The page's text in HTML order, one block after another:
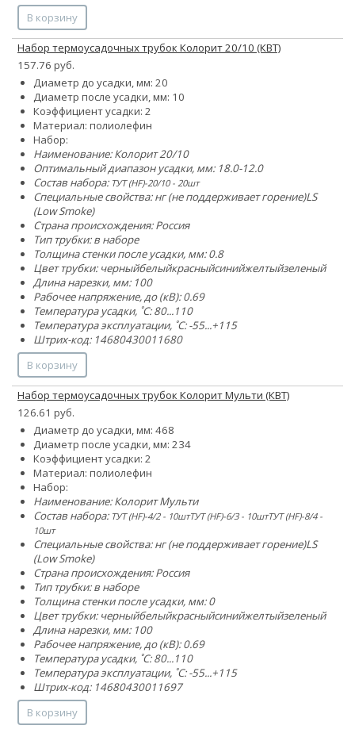
В корзину
Набор термоусадочных трубок Колорит 20/10 (КВТ)
157.76 руб.
Диаметр до усадки, мм: 20
Диаметр после усадки, мм: 10
Коэффициент усадки: 2
Материал: полиолефин
Набор:
Наименование: Колорит 20/10
Оптимальный диапазон усадки, мм: 18.0-12.0
Состав набора: ТУТ (HF)-20/10 - 20шт
Специальные свойства:нг (не поддерживает горение)LS
(Low Smoke)
Страна происхождения: Россия
Тип трубки: в наборе
Толщина стенки после усадки, мм: 0.8
Цвет трубки: черныйбелыйкрасныйсинийжелтыйзеленый
Длина нарезки, мм: 100
Рабочее напряжение, до (кВ): 0.69
Температура усадки, ˚С: 80...110
Температура эксплуатации, ˚С: -55...+115
Штрих-код: 14680430011680
В корзину
Набор термоусадочных трубок Колорит Мульти (КВТ)
126.61 руб.
Диаметр до усадки, мм: 468
Диаметр после усадки, мм: 234
Коэффициент усадки: 2
Материал: полиолефин
Набор:
Наименование: Колорит Мульти
Состав набора: ТУТ (HF)-4/2 - 10штТУТ (HF)-6/3 - 10штТУТ (HF)-8/4 -
10шт
Специальные свойства:нг (не поддерживает горение)LS
(Low Smoke)
Страна происхождения: Россия
Тип трубки: в наборе
Толщина стенки после усадки, мм: 0
Цвет трубки: черныйбелыйкрасныйсинийжелтыйзеленый
Длина нарезки, мм: 100
Рабочее напряжение, до (кВ): 0.69
Температура усадки, ˚С: 80...110
Температура эксплуатации, ˚С: -55...+115
Штрих-код: 14680430011697
В корзину